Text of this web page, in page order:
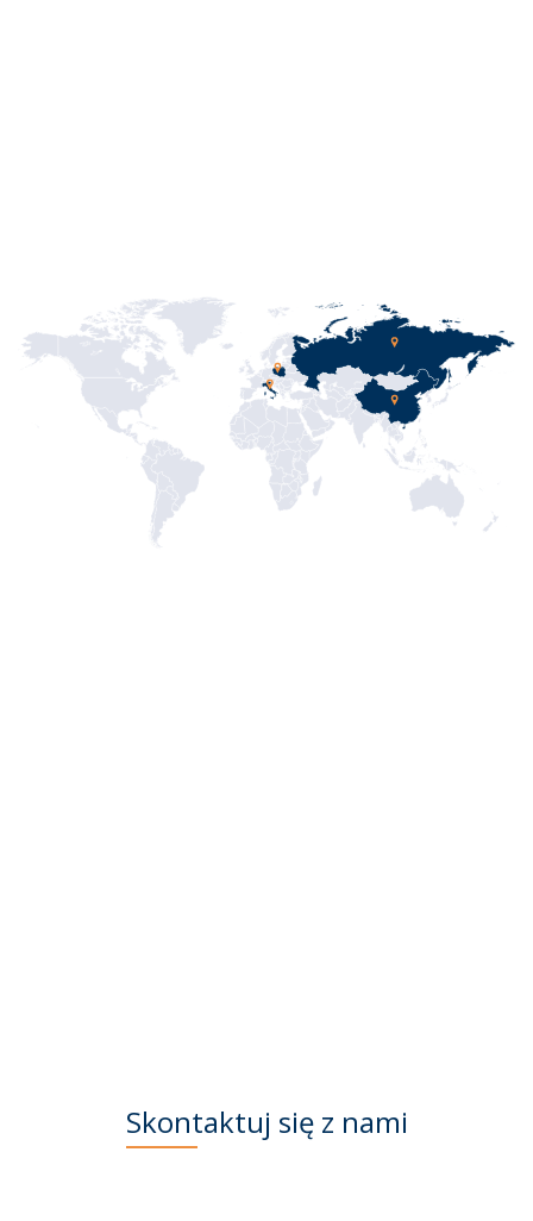
Skontaktuj się z nami